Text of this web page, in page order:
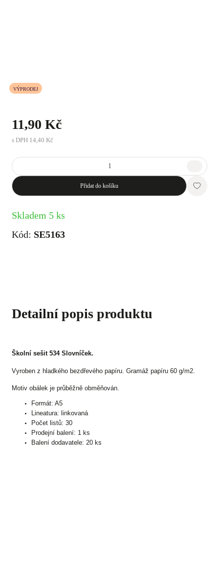
VÝPRODEJ
11,90 Kč
s DPH 14,40 Kč
Přidat do košíku
Skladem 5 ks
Kód: SE5163
Detailní popis produktu
Školní sešit 534 Slovníček.
Vyroben z hladkého bezdřevého papíru. Gramáž papíru 60 g/m2.
Motiv obálek je průběžně obměňován.
Formát: A5
Lineatura: linkovaná
Počet listů: 30
Prodejní balení: 1 ks
Balení dodavatele: 20 ks